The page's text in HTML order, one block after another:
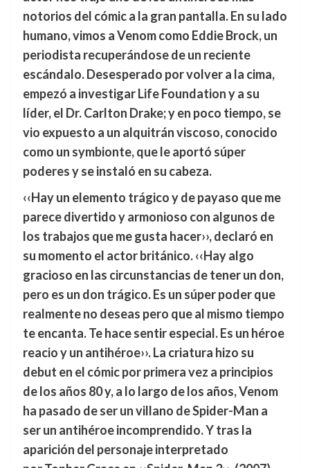
notorios del cómic a la gran pantalla. En su lado
humano, vimos a Venom como Eddie Brock, un
periodista recuperándose de un reciente
escándalo. Desesperado por volver a la cima,
empezó a investigar Life Foundation y a su
líder, el Dr. Carlton Drake; y en poco tiempo, se
vio expuesto a un alquitrán viscoso, conocido
como un symbionte, que le aportó súper
poderes y se instaló en su cabeza.
‹‹Hay un elemento trágico y de payaso que me
parece divertido y armonioso con algunos de
los trabajos que me gusta hacer››, declaró en
su momento el actor británico. ‹‹Hay algo
gracioso en las circunstancias de tener un don,
pero es un don trágico. Es un súper poder que
realmente no deseas pero que al mismo tiempo
te encanta. Te hace sentir especial. Es un héroe
reacio y un antihéroe››. La criatura hizo su
debut en el cómic por primera vez a principios
de los años 80 y, a lo largo de los años, Venom
ha pasado de ser un villano de Spider-Man a
ser un antihéroe incomprendido. Y tras la
aparición del personaje interpretado